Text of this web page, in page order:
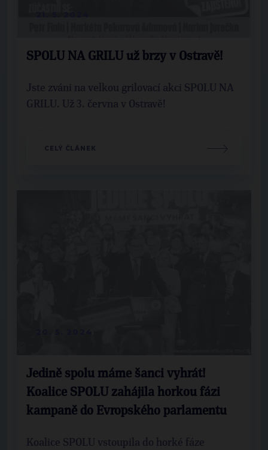
SPOLU NA GRILU už brzy v Ostravě!
Jste zváni na velkou grilovací akci SPOLU NA
GRILU. Už 3. června v Ostravě!
CELÝ ČLÁNEK
Jedině spolu máme šanci vyhrát!
Koalice SPOLU zahájila horkou fázi
kampaně do Evropského parlamentu
Koalice SPOLU vstoupila do horké fáze